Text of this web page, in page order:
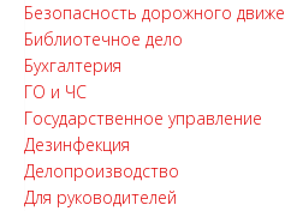
Безопасность дорожного
Библиотечное дело
Бухгалтерия
ГО и ЧС
Государственное управление
Дезинфекция
Делопроизводство
Для руководителей